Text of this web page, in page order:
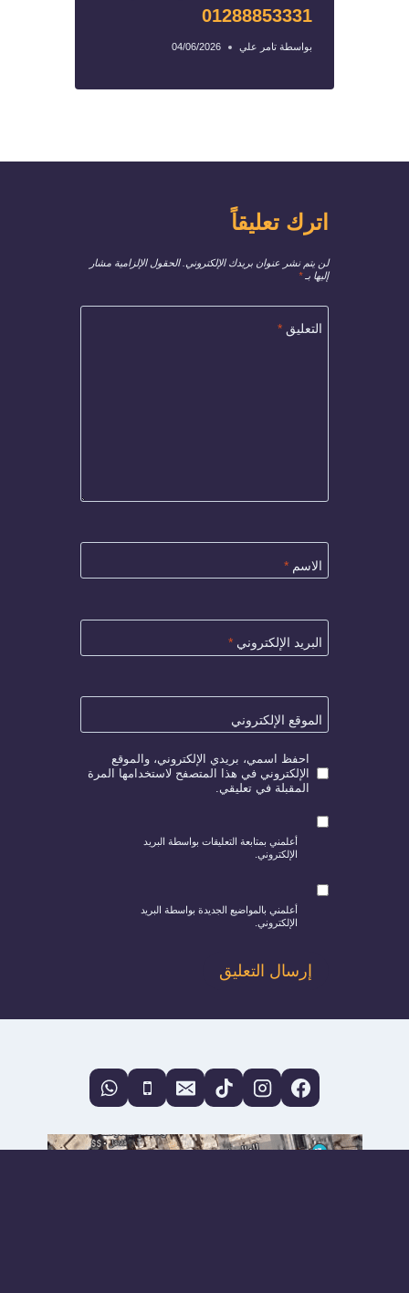
01288853331
بواسطة تامر علي 04/06/2026
اترك تعليقاً
لن يتم نشر عنوان بريدك الإلكتروني. الحقول الإلزامية مشار
إليها بـ*
التعليق *
الاسم *
البريد الإلكتروني *
الموقع الإلكتروني
احفظ اسمي، بريدي الإلكتروني، والموقع
الإلكتروني في هذا المتصفح لاستخدامها المرة
المقبلة في تعليقي.
أعلمني بمتابعة التعليقات بواسطة البريد
الإلكتروني.
أعلمني بالمواضيع الجديدة بواسطة البريد
الإلكتروني.